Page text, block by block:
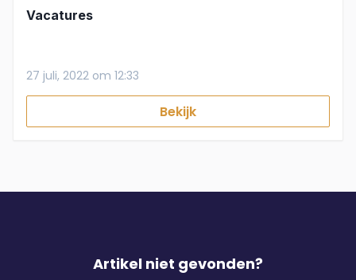
Vacatures
27 juli, 2022 om 12:33
Bekijk
Artikel niet gevonden?